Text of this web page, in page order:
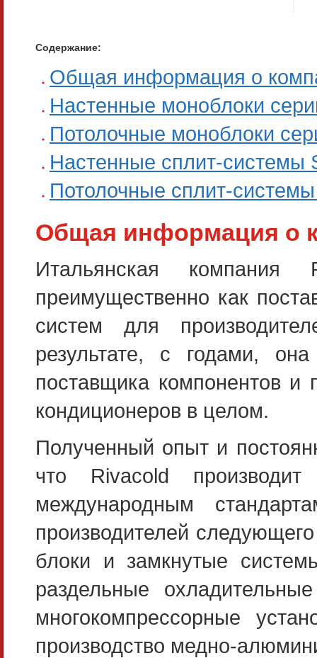
Содержание:
Общая информация о
Настенные моноблоки
Потолочные моноблоки
Настенные сплит-системы
Потолочные сплит-
Общая информация о
Итальянская
преимущественно как
систем для
результате, с годами,
поставщика компонентов и
кондиционеров в целом.
Полученный опыт и
что Rivacold
международным
производителей
блоки и замкнутые
раздельные
многокомпрессорные
производство медно-